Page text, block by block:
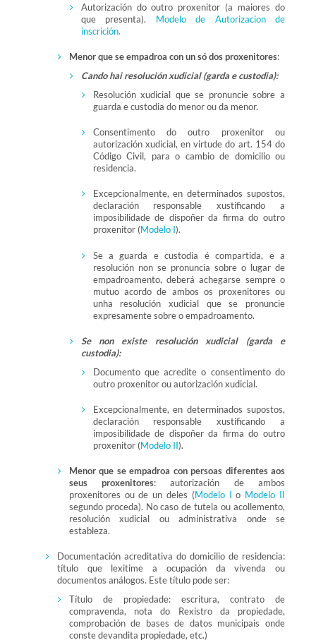
Autorización do outro proxenitor (a maiores do
que presenta). Modelo de Autorizacion de
inscrición.
Menor que se empadroa con un só dos proxenitores:
Cando hai resolución xudicial (garda e custodia):
Resolución xudicial que se pronuncie sobre a
guarda e custodia do menor ou da menor.
Consentimento do outro proxenitor ou
autorización xudicial, en virtude do art. 154 do
Código Civil, para o cambio de domicilio ou
residencia.
Excepcionalmente, en determinados supostos,
declaración responsable xustificando a
imposibilidade de dispoñer da firma do outro
proxenitor (Modelo I).
Se a guarda e custodia é compartida, e a
resolución non se pronuncia sobre o lugar de
empadroamento, deberá achegarse sempre o
mutuo acordo de ambos os proxenitores ou
unha resolución xudicial que se pronuncie
expresamente sobre o empadroamento.
Se non existe resolución xudicial (garda e
custodia):
Documento que acredite o consentimento do
outro proxenitor ou autorización xudicial.
Excepcionalmente, en determinados supostos,
declaración responsable xustificando a
imposibilidade de dispoñer da firma do outro
proxenitor (Modelo II).
Menor que se empadroa con persoas diferentes aos
seus proxenitores: autorización de ambos
proxenitores ou de un deles (Modelo I o Modelo II
segundo proceda). No caso de tutela ou acollemento,
resolución xudicial ou administrativa onde se
estableza.
Documentación acreditativa do domicilio de residencia:
título que lexitime a ocupación da vivenda ou
documentos análogos. Este título pode ser:
Título de propiedade: escritura, contrato de
compravenda, nota do Rexistro da propiedade,
comprobación de bases de datos municipais onde
conste devandita propiedade, etc.)